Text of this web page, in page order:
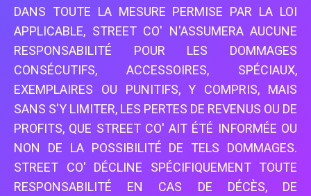
DANS TOUTE LA MESURE PERMISE PAR LA LOI
APPLICABLE, STREET CO' N'ASSUMERA AUCUNE
RESPONSABILITÉ POUR LES DOMMAGES
CONSÉCUTIFS, ACCESSOIRES, SPÉCIAUX,
EXEMPLAIRES OU PUNITIFS, Y COMPRIS, MAIS
SANS S'Y LIMITER, LES PERTES DE REVENUS OU DE
PROFITS, QUE STREET CO' AIT ÉTÉ INFORMÉE OU
NON DE LA POSSIBILITÉ DE TELS DOMMAGES.
STREET CO' DÉCLINE SPÉCIFIQUEMENT TOUTE
RESPONSABILITÉ EN CAS DE DÉCÈS, DE